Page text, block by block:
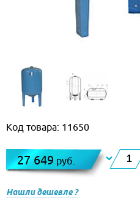
Код товара: 11650
27 649 руб.
Нашли дешевле ?